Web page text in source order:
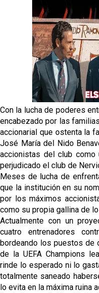
El Sevilla oficializa el
Miguel Sierra: La
reflejado que
trabajamos con ilusión
Diomande ya es
mercado
Con la lucha de poderes
encabezado por las
accionarial que ostenta la
José María del Nido
accionistas del club como
perjudicado el club de
Meses de lucha de
que la institución en su
por los máximos
como su propia gallina de
Actualmente con un
cuatro entrenadores
bordeando los puestos de
de la UEFA Champions
rinde lo esperado ni lo
totalmente saneado
lo evita en la máxima ruina